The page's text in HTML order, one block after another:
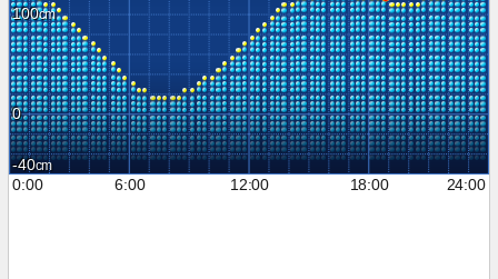
100
0
-40
0:00
6:00 12:00 18:00 24:00